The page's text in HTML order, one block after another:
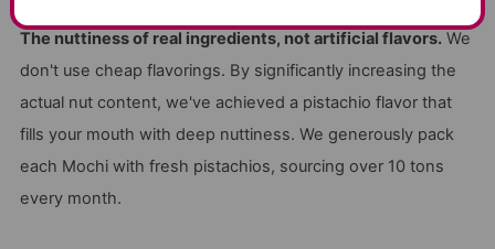
The nuttiness of real ingredients, not artificial flavors. We
don't use cheap flavorings. By significantly increasing the
actual nut content, we've achieved a pistachio flavor that
fills your mouth with deep nuttiness. We generously pack
each Mochi with fresh pistachios, sourcing over 10 tons
every month.